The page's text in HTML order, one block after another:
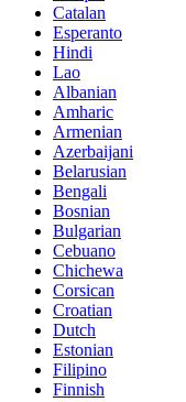
Catalan
Esperanto
Hindi
Lao
Albanian
Amharic
Armenian
Azerbaijani
Belarusian
Bengali
Bosnian
Bulgarian
Cebuano
Chichewa
Corsican
Croatian
Dutch
Estonian
Filipino
Finnish